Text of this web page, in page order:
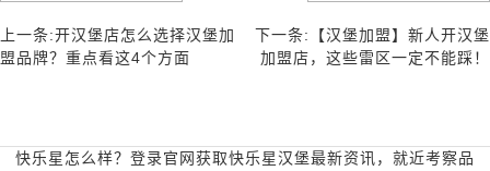
上一条:开汉堡店怎么选择汉堡加
盟品牌？重点看这4个方面
下一条:【汉堡加盟】新人开汉堡
加盟店，这些雷区一定不能踩！
快乐星怎么样？登录官网获取快乐星汉堡最新资讯，就近考察品